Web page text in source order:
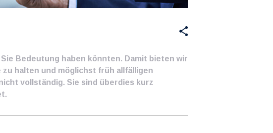
Bedeutung haben könnten. Damit bieten wir
halten und möglichst früh allfälligen
vollständig. Sie sind überdies kurz